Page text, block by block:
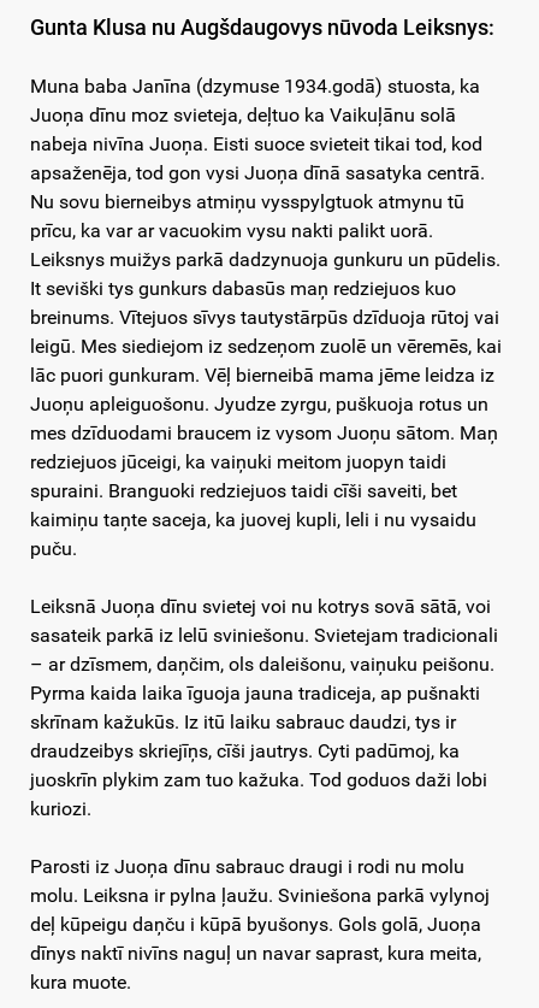
Gunta Klusa nu Augšdaugovys nūvoda Leiksnys:
Muna baba Janīna (dzymuse 1934.godā) stuosta, ka
Juoņa dīnu moz svieteja, deļtuo ka Vaikuļānu solā
nabeja nivīna Juoņa. Eisti suoce svieteit tikai tod, kod
apsaženēja, tod gon vysi Juoņa dīnā sasatyka centrā.
Nu sovu bierneibys atmiņu vysspylgtuok atmynu tū
prīcu, ka var ar vacuokim vysu nakti palikt uorā.
Leiksnys muižys parkā dadzynuoja gunkuru un pūdelis.
It seviški tys gunkurs dabasūs maņ redziejuos kuo
breinums. Vītejuos sīvys tautystārpūs dzīduoja rūtoj vai
leigū. Mes siediejom iz sedzeņom zuolē un vēremēs, kai
lāc puori gunkuram. Vēļ bierneibā mama jēme leidza iz
Juoņu apleiguošonu. Jyudze zyrgu, puškuoja rotus un
mes dzīduodami braucem iz vysom Juoņu sātom. Maņ
redziejuos jūceigi, ka vaiņuki meitom juopyn taidi
spuraini. Branguoki redziejuos taidi cīši saveiti, bet
kaimiņu taņte saceja, ka juovej kupli, leli i nu vysaidu
puču.
Leiksnā Juoņa dīnu svietej voi nu kotrys sovā sātā, voi
sasateik parkā iz lelū sviniešonu. Svietejam tradicionali
– ar dzīsmem, daņčim, ols daleišonu, vaiņuku peišonu.
Pyrma kaida laika īguoja jauna tradiceja, ap pušnakti
skrīnam kažukūs. Iz itū laiku sabrauc daudzi, tys ir
draudzeibys skriejīņs, cīši jautrys. Cyti padūmoj, ka
juoskrīn plykim zam tuo kažuka. Tod goduos daži lobi
kuriozi.
Parosti iz Juoņa dīnu sabrauc draugi i rodi nu molu
molu. Leiksna ir pylna ļaužu. Sviniešona parkā vylynoj
deļ kūpeigu daņču i kūpā byušonys. Gols golā, Juoņa
dīnys naktī nivīns naguļ un navar saprast, kura meita,
kura muote.